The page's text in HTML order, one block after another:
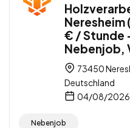
€ / Stunde
Nebenjob,
73450
Deutschland
04/08/2026
Nebenjob